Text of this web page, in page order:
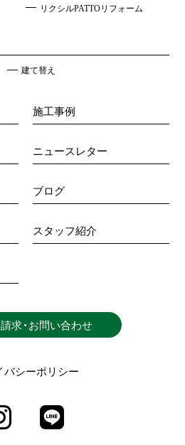
リクシルPATTOリフォーム
建て替え
施工事例
ニュースレター
ブログ
スタッフ紹介
求・お問い合わせ
バシーポリシー